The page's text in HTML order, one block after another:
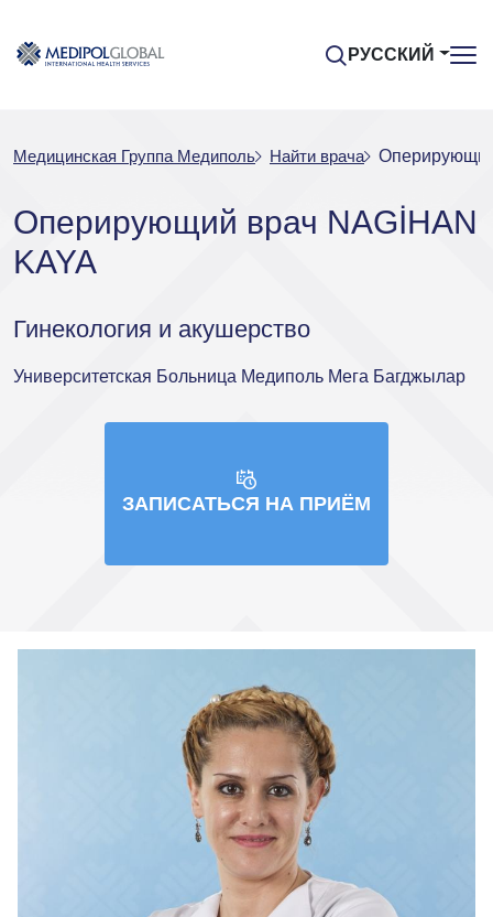
РУССКИЙ
Медицинская Группа Медиполь Найти врача
Оперирующий врач NAGİHAN
KAYA
Гинекология и акушерство
Университетская Больница Медиполь Мега Багджылар
ЗАПИСАТЬСЯ НА ПРИЁМ